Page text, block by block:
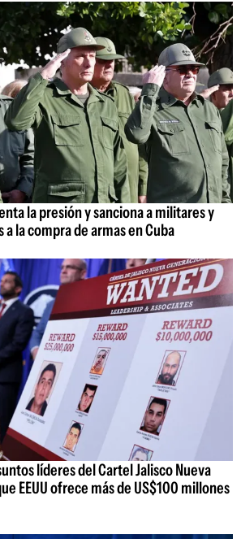
la presión y sanciona a militares y
la compra de armas en Cuba
líderes del Cartel Jalisco Nueva
EEUU ofrece más de US$100 millones